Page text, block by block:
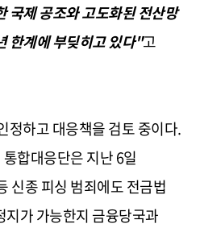
국제 공조와 고도화된 전산망
한계에 부딪히고 있다"고
정하고 대응책을 검토 중이다.
합대응단은 지난 6일
신종 피싱 범죄에도 전금법
가 가능한지 금융당국과